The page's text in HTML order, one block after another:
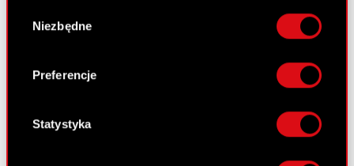
Gromadzić dane dotyczące Twojej
lokalizacji geograficznej z dokładnością nawet
Identyfikować Twoje urządzenie, aktywnie
analizując charakteryzującego je zbiory
palca)
osobiste dane są przetwarzane oraz ustaw własne
zgody
Niezbędne
Preferencje
Statystyka
PDF